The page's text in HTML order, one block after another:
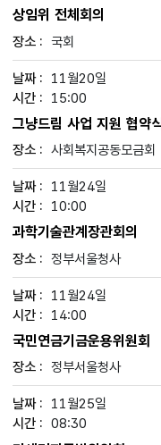
상임위 전체회의
국회
11월20일
15:00
그냥드림 사업 지원 협약
사회복지공동모금회
11월24일
10:00
과학기술관계장관회의
정부서울청사
11월24일
14:00
국민연금기금운용위원회
정부서울청사
11월25일
08:30